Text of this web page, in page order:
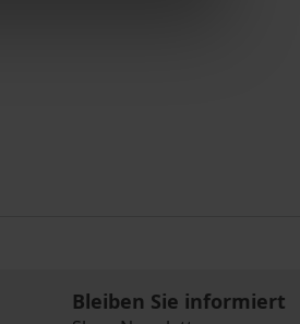
Bleiben Sie informiert